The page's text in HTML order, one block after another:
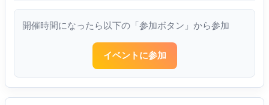
開催時間になったら以下の「参加ボタン」から参加
イベントに参加